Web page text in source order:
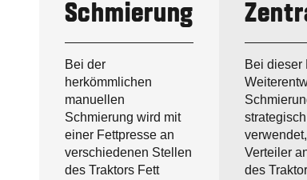
Schmierung
Bei der
herkömmlichen
manuellen
Schmierung wird mit
einer Fettpresse an
verschiedenen Stellen
des Traktors Fett
Bei dieser
Verteiler
des